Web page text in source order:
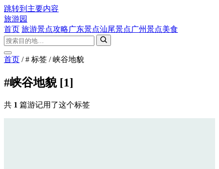
跳转到主要内容
旅游园
首页 旅游景点攻略广东景点汕尾景点广州景点美食
首页 / # 标签 / 峡谷地貌
#峡谷地貌 [1]
共 1 篇游记用了这个标签